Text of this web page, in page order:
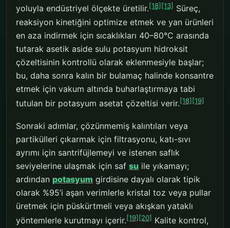
yoluyla endüstriyel ölçekte üretilir.[18] [13] Süreç,
reaksiyon kinetiğini optimize etmek ve yan ürünleri
en aza indirmek için sıcaklıkları 40–80°C arasında
tutarak asetik aside sulu potasyum hidroksit
çözeltisinin kontrollü olarak eklenmesiyle başlar;
bu, daha sonra kalın bir bulamaç halinde konsantre
etmek için vakum altında buharlaştırmaya tabi
tutulan bir potasyum asetat çözeltisi verir.[18][19]
Sonraki adımlar, çözünmemiş kalıntıları veya
partikülleri çıkarmak için filtrasyonu, katı-sıvı
ayrımı için santrifüjlemeyi ve istenen saflık
seviyelerine ulaşmak için saf su ile yıkamayı;
ardından potasyum girdisine dayalı olarak tipik
olarak %95’i aşan verimlerle kristal toz veya pullar
üretmek için püskürtmeli veya akışkan yataklı
yöntemlerle kurutmayı içerir.[19] [20] Kalite kontrol,